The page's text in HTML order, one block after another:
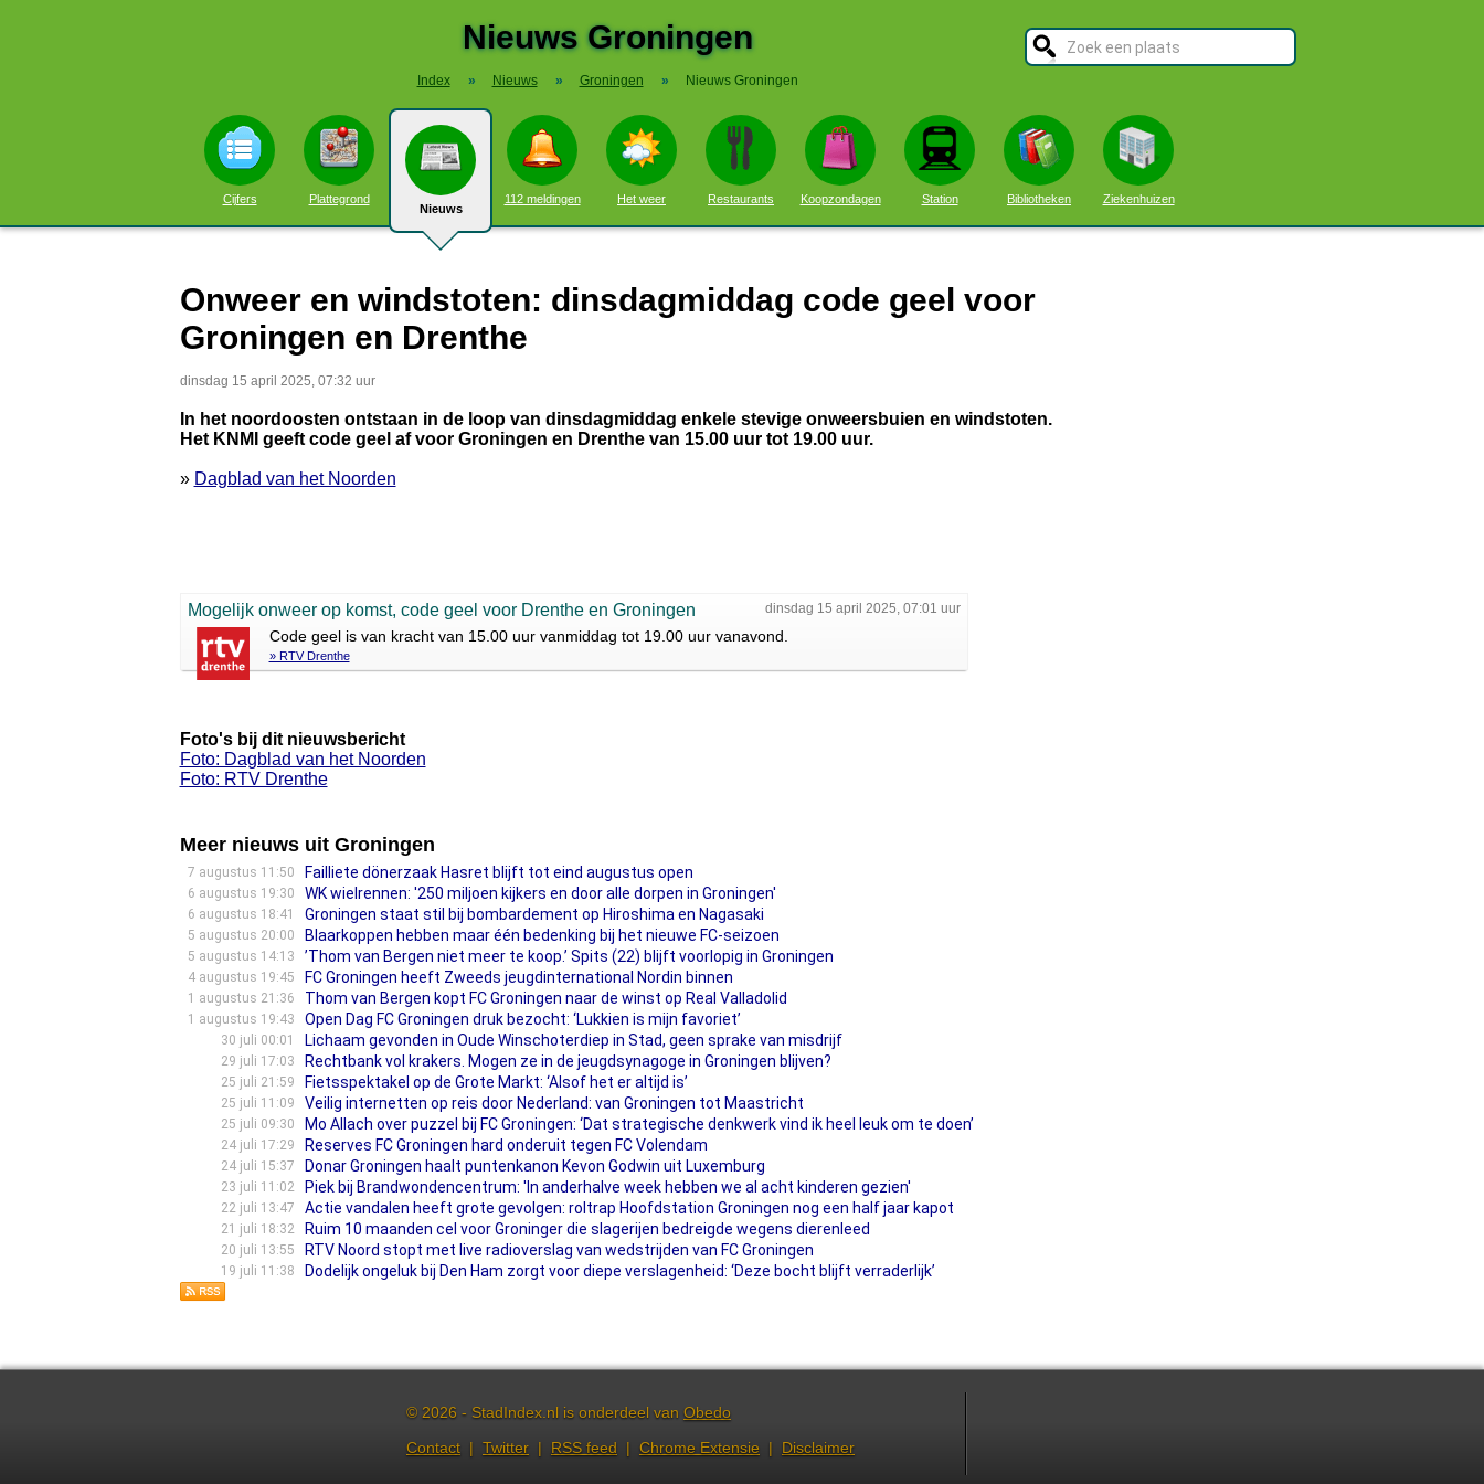
Nieuws Groningen
Index » Nieuws » Groningen » Nieuws Groningen
Cijfers Plattegrond
Nieuws
112 meldingen Het weer Restaurants Koopzondagen Station Bibliotheken Ziekenhuizen
Onweer en windstoten: dinsdagmiddag code geel voor
Groningen en Drenthe
dinsdag 15 april 2025, 07:32 uur
In het noordoosten ontstaan in de loop van dinsdagmiddag enkele stevige onweersbuien en windstoten.
Het KNMI geeft code geel af voor Groningen en Drenthe van 15.00 uur tot 19.00 uur.
» Dagblad van het Noorden
dinsdag 15 april 2025, 07:01 uur
Mogelijk onweer op komst, code geel voor Drenthe en Groningen
Code geel is van kracht van 15.00 uur vanmiddag tot 19.00 uur vanavond.
» RTV Drenthe
Foto's bij dit nieuwsbericht
Foto: Dagblad van het Noorden
Foto: RTV Drenthe
Meer nieuws uit Groningen
7 augustus 11:50 Failliete dönerzaak Hasret blijft tot eind augustus open
6 augustus 19:30 WK wielrennen: '250 miljoen kijkers en door alle dorpen in Groningen'
6 augustus 18:41 Groningen staat stil bij bombardement op Hiroshima en Nagasaki
5 augustus 20:00 Blaarkoppen hebben maar één bedenking bij het nieuwe FC-seizoen
5 augustus 14:13 ’Thom van Bergen niet meer te koop.’ Spits (22) blijft voorlopig in Groningen
4 augustus 19:45 FC Groningen heeft Zweeds jeugdinternational Nordin binnen
1 augustus 21:36 Thom van Bergen kopt FC Groningen naar de winst op Real Valladolid
1 augustus 19:43 Open Dag FC Groningen druk bezocht: ‘Lukkien is mijn favoriet’
30 juli 00:01 Lichaam gevonden in Oude Winschoterdiep in Stad, geen sprake van misdrijf
29 juli 17:03 Rechtbank vol krakers. Mogen ze in de jeugdsynagoge in Groningen blijven?
25 juli 21:59 Fietsspektakel op de Grote Markt: ‘Alsof het er altijd is’
25 juli 11:09 Veilig internetten op reis door Nederland: van Groningen tot Maastricht
25 juli 09:30 Mo Allach over puzzel bij FC Groningen: ‘Dat strategische denkwerk vind ik heel leuk om te doen’
24 juli 17:29 Reserves FC Groningen hard onderuit tegen FC Volendam
24 juli 15:37 Donar Groningen haalt puntenkanon Kevon Godwin uit Luxemburg
23 juli 11:02 Piek bij Brandwondencentrum: 'In anderhalve week hebben we al acht kinderen gezien'
22 juli 13:47 Actie vandalen heeft grote gevolgen: roltrap Hoofdstation Groningen nog een half jaar kapot
21 juli 18:32 Ruim 10 maanden cel voor Groninger die slagerijen bedreigde wegens dierenleed
20 juli 13:55 RTV Noord stopt met live radioverslag van wedstrijden van FC Groningen
19 juli 11:38 Dodelijk ongeluk bij Den Ham zorgt voor diepe verslagenheid: ‘Deze bocht blijft verraderlijk’
© 2026 - StadIndex.nl is onderdeel van Obedo
Contact | Twitter | RSS feed | Chrome Extensie | Disclaimer